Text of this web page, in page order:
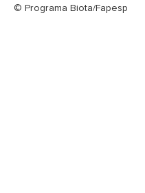
© Programa Biota/Fapesp